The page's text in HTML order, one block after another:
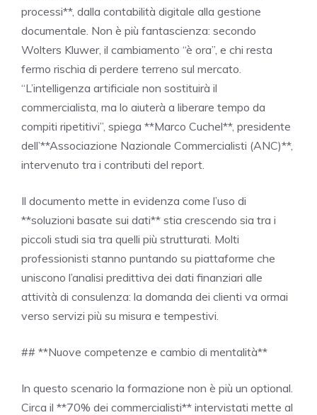
processi**, dalla contabilità digitale alla gestione
documentale. Non è più fantascienza: secondo
Wolters Kluwer, il cambiamento “è ora”, e chi resta
fermo rischia di perdere terreno sul mercato.
“L’intelligenza artificiale non sostituirà il
commercialista, ma lo aiuterà a liberare tempo da
compiti ripetitivi”, spiega **Marco Cuchel**, presidente
dell’**Associazione Nazionale Commercialisti (ANC)**,
intervenuto tra i contributi del report.
Il documento mette in evidenza come l’uso di
**soluzioni basate sui dati** stia crescendo sia tra i
piccoli studi sia tra quelli più strutturati. Molti
professionisti stanno puntando su piattaforme che
uniscono l’analisi predittiva dei dati finanziari alle
attività di consulenza: la domanda dei clienti va ormai
verso servizi più su misura e tempestivi.
## **Nuove competenze e cambio di mentalità**
In questo scenario la formazione non è più un optional.
Circa il **70% dei commercialisti** intervistati mette al